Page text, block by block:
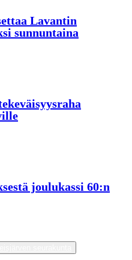
Lavantin
sunnuntaina
joulukassi 60:n